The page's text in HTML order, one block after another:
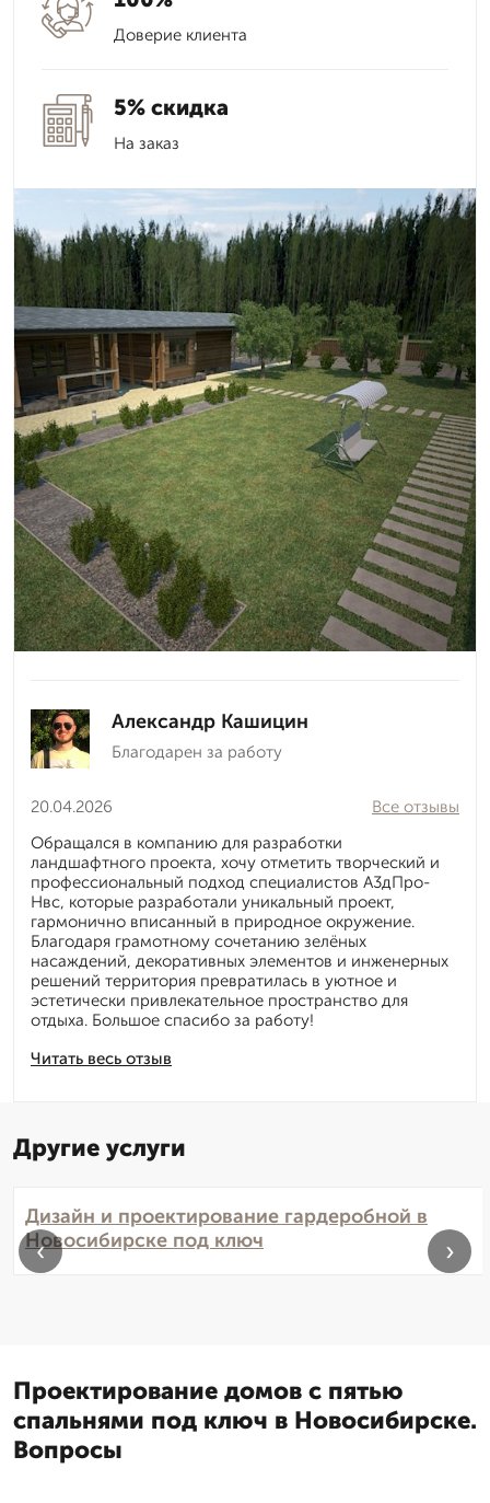
Доверие клиента
5% скидка
На заказ
Александр Кашицин
Благодарен за работу
20.04.2026
Читать весь отзыв
Все отзывы
Обращался в компанию для разработки
ландшафтного проекта, хочу отметить творческий и
профессиональный подход специалистов А3дПро-
Нвс, которые разработали уникальный проект,
гармонично вписанный в природное окружение.
Благодаря грамотному сочетанию зелёных
насаждений, декоративных элементов и инженерных
решений территория превратилась в уютное и
эстетически привлекательное пространство для
отдыха. Большое спасибо за работу!
Другие услуги
Дизайн и проектирование гардеробной в
Новосибирске под ключ
‹ ›
Проектирование домов с пятью
спальнями под ключ в Новосибирске.
Вопросы